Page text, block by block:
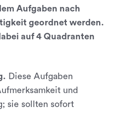
Aufgaben nach
geordnet werden.
auf 4 Quadranten
Diese Aufgaben
und
sie sollten sofort